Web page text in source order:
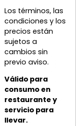
Los términos, las
condiciones y los
precios están
sujetos a
cambios sin
previo aviso.
Válido para
consumo en
restaurante y
servicio para
llevar.